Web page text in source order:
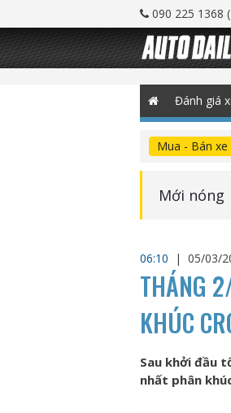
090 225 1368
Đánh giá
Mua - Bán xe
Mới nóng
06:10
| 05/03/
THÁNG
KHÚC
Sau khởi đầu
nhất phân